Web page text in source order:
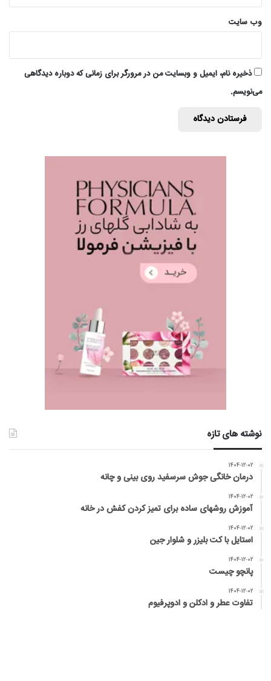
وب‌ سایت
ذخیره نام، ایمیل و وبسایت من در مرورگر برای زمانی که دوباره دیدگاهی
می‌نویسم.
نوشته های تازه
۱۴۰۴-۱۲-۰۲
درمان خانگی جوش سرسفید روی بینی و چانه
۱۴۰۴-۱۲-۰۲
آموزش روشهای ساده برای تمیز کردن کفش در خانه
۱۴۰۴-۱۲-۰۲
استایل با کت بلیزر و شلوار جین
۱۴۰۴-۱۲-۰۲
پانچو چیست
۱۴۰۴-۱۲-۰۲
تفاوت عطر و ادکلن و ادوپرفیوم